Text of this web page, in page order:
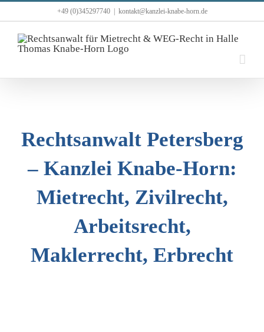
Inhalt
springen
+49 (0)345297740 kontakt@kanzlei-knabe-horn.de
Rechtsanwalt Petersberg
– Kanzlei Knabe-Horn:
Mietrecht, Zivilrecht,
Arbeitsrecht,
Maklerrecht, Erbrecht